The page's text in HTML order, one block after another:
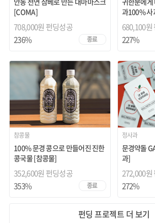
[COMA]
708,000원 펀딩성공
종료
236%
과100% 사
680,100원
227%
참콩물
100% 문경 콩으로 만들어진 진한
콩국물 [참콩물]
352,600원 펀딩성공
종료
353%
정사과
문경약돌
과]
272,000원
272%
펀딩 프로젝트 더 보기